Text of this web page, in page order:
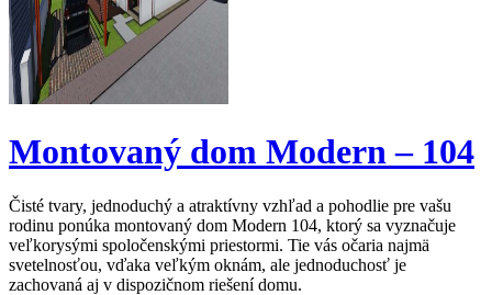
Montovaný dom Modern – 104
Čisté tvary, jednoduchý a atraktívny vzhľad a pohodlie pre vašu
rodinu ponúka montovaný dom Modern 104, ktorý sa vyznačuje
veľkorysými spoločenskými priestormi. Tie vás očaria najmä
svetelnosťou, vďaka veľkým oknám, ale jednoduchosť je
zachovaná aj v dispozičnom riešení domu.